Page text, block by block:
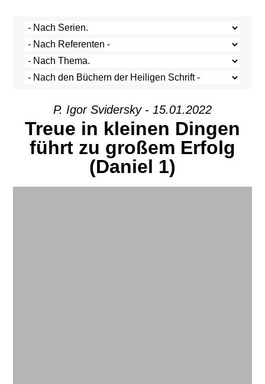
Р. Igor Svidersky - 15.01.2022
Treue in kleinen Dingen
führt zu großem Erfolg
(Daniel 1)